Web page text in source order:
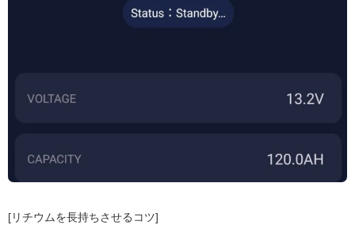
[リチウムを長持ちさせるコツ]